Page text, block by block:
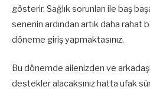
gösterir. Sağlık sorunları ile baş
senenin ardından artık daha rahat
döneme giriş yapmaktasınız.
Bu dönemde ailenizden ve
destekler alacaksınız hatta ufak